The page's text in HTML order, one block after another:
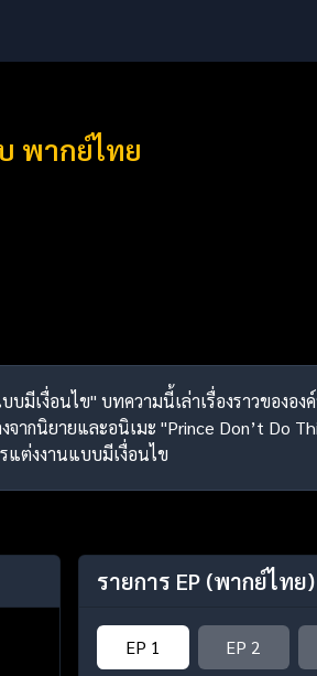
พากย์ไทย
มีเงื่อนไข" บทความนี้เล่าเรื่องราวของอ
ากนิยายและอนิเมะ "Prince Don’t Do
แต่งงานแบบมีเงื่อนไข
รายการ EP (พากย์ไทย)
EP 1 EP 2